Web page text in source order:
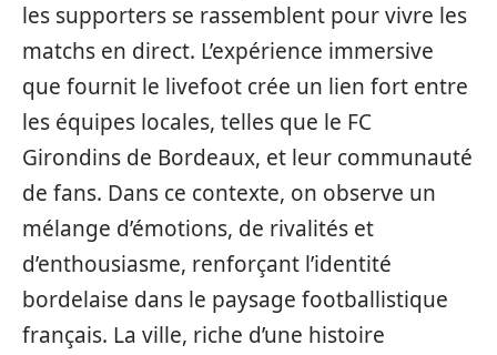
les supporters se rassemblent pour vivre les
matchs en direct. L’expérience immersive
que fournit le livefoot crée un lien fort entre
les équipes locales, telles que le FC
Girondins de Bordeaux, et leur communauté
de fans. Dans ce contexte, on observe un
mélange d’émotions, de rivalités et
d’enthousiasme, renforçant l’identité
bordelaise dans le paysage footballistique
français. La ville, riche d’une histoire